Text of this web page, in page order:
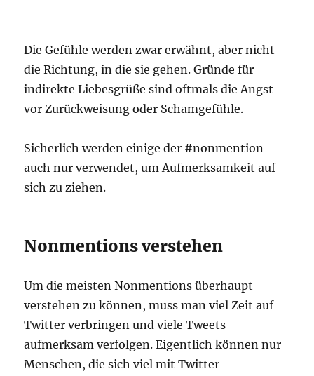
Die Gefühle werden zwar erwähnt, aber nicht
die Richtung, in die sie gehen. Gründe für
indirekte Liebesgrüße sind oftmals die Angst
vor Zurückweisung oder Schamgefühle.
Sicherlich werden einige der #nonmention
auch nur verwendet, um Aufmerksamkeit auf
sich zu ziehen.
Nonmentions verstehen
Um die meisten Nonmentions überhaupt
verstehen zu können, muss man viel Zeit auf
Twitter verbringen und viele Tweets
aufmerksam verfolgen. Eigentlich können nur
Menschen, die sich viel mit Twitter